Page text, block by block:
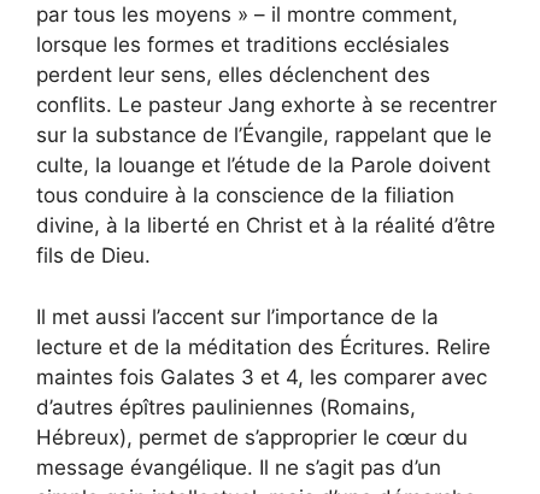
par tous les moyens » – il montre comment,
lorsque les formes et traditions ecclésiales
perdent leur sens, elles déclenchent des
conflits. Le pasteur Jang exhorte à se recentrer
sur la substance de l’Évangile, rappelant que le
culte, la louange et l’étude de la Parole doivent
tous conduire à la conscience de la filiation
divine, à la liberté en Christ et à la réalité d’être
fils de Dieu.
Il met aussi l’accent sur l’importance de la
lecture et de la méditation des Écritures. Relire
maintes fois Galates 3 et 4, les comparer avec
d’autres épîtres pauliniennes (Romains,
Hébreux), permet de s’approprier le cœur du
message évangélique. Il ne s’agit pas d’un